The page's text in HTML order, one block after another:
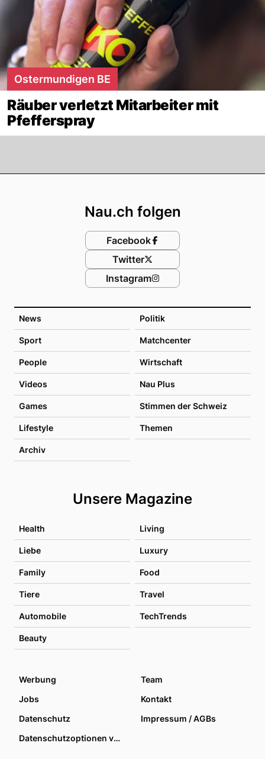
Ostermundigen BE
Räuber verletzt Mitarbeiter mit
Pfefferspray
News Politik
Sport Matchcenter
People Wirtschaft
Videos Nau Plus
Games Stimmen der Schweiz
Lifestyle Themen
Archiv
Unsere Magazine
Health Living
Liebe Luxury
Family Food
Tiere Travel
Automobile TechTrends
Beauty
Nau.ch folgen
Facebook
Twitter
Instagram
Werbung
Team
Jobs
Kontakt
Datenschutz
Impressum / AGBs
Datenschutzoptionen verwalten